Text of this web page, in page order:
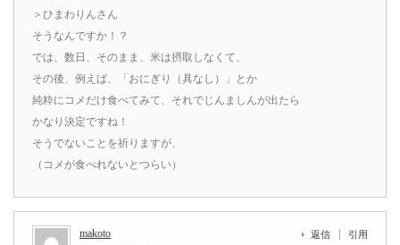
＞ひまわりんさん
そうなんですか！？
では、数日、そのまま、米は摂取しなくて、
その後、例えば、「おにぎり（具なし）」とか
純粋にコメだけ食べてみて、それでじんましんが出たら
かなり決定ですね！
そうでないことを祈りますが、
（コメが食べれないとつらい）
makoto 返信 引用